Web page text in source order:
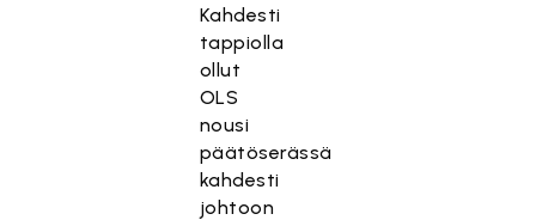
Kahdesti
tappiolla
ollut
OLS
nousi
päätöserässä
kahdesti
johtoon